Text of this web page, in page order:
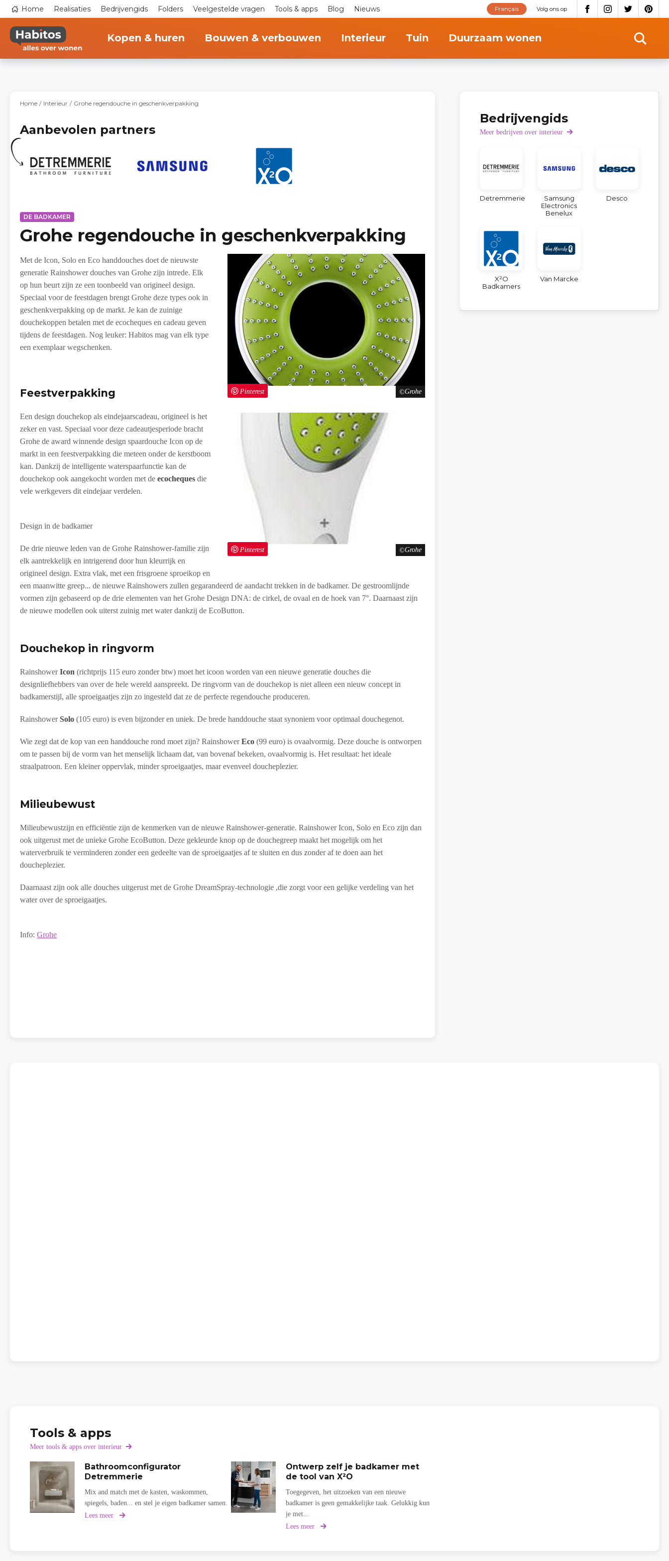
naar
inhoud
gaan
Top
navigation
Home Realisaties Bedrijvengids Folders Veelgestelde vragen Tools & apps Blog Nieuws Volg ons op
Français
Kopen & huren Bouwen & verbouwen Interieur Tuin Duurzaam wonen
Home Interieur Grohe regendouche in geschenkverpakking
Aanbevolen partners
DE BADKAMER
Grohe regendouche in geschenkverpakking
Grohe
Pinterest
Grohe
Pinterest
Met de Icon, Solo en Eco handdouches doet de nieuwste
generatie Rainshower douches van Grohe zijn intrede. Elk
op hun beurt zijn ze een toonbeeld van origineel design.
Speciaal voor de feestdagen brengt Grohe deze types ook in
geschenkverpakking op de markt. Je kan de zuinige
douchekoppen betalen met de ecocheques en cadeau geven
tijdens de feestdagen. Nog leuker: Habitos mag van elk type
een exemplaar wegschenken.
Feestverpakking
Een design douchekop als eindejaarscadeau, origineel is het
zeker en vast. Speciaal voor deze cadeautjesperiode bracht
Grohe de award winnende design spaardouche Icon op de
markt in een feestverpakking die meteen onder de kerstboom
kan. Dankzij de intelligente waterspaarfunctie kan de
douchekop ook aangekocht worden met de ecocheques die
vele werkgevers dit eindejaar verdelen.
Design in de badkamer
De drie nieuwe leden van de Grohe Rainshower-familie zijn
elk aantrekkelijk en intrigerend door hun kleurrijk en
origineel design. Extra vlak, met een frisgroene sproeikop en
een maanwitte greep... de nieuwe Rainshowers zullen gegarandeerd de aandacht trekken in de badkamer. De gestroomlijnde
vormen zijn gebaseerd op de drie elementen van het Grohe Design DNA: de cirkel, de ovaal en de hoek van 7°. Daarnaast zijn
de nieuwe modellen ook uiterst zuinig met water dankzij de EcoButton.
Douchekop in ringvorm
RainshowerIcon (richtprijs 115 euro zonder btw) moet het icoon worden van een nieuwe generatie douches die
designliefhebbers van over de hele wereld aanspreekt. De ringvorm van de douchekop is niet alleen een nieuw concept in
badkamerstijl, alle sproeigaatjes zijn zo ingesteld dat ze de perfecte regendouche produceren.
RainshowerSolo (105 euro) is even bijzonder en uniek. De brede handdouche staat synoniem voor optimaal douchegenot.
Wie zegt dat de kop van een handdouche rond moet zijn? RainshowerEco (99 euro) is ovaalvormig. Deze douche is ontworpen
om te passen bij de vorm van het menselijk lichaam dat, van bovenaf bekeken, ovaalvormig is. Het resultaat: het ideale
straalpatroon. Een kleiner oppervlak, minder sproeigaatjes, maar evenveel doucheplezier.
Milieubewust
Milieubewustzijn en efficiëntie zijn de kenmerken van de nieuwe Rainshower-generatie. Rainshower Icon, Solo en Eco zijn dan
ook uitgerust met de unieke Grohe EcoButton. Deze gekleurde knop op de douchegreep maakt het mogelijk om het
waterverbruik te verminderen zonder een gedeelte van de sproeigaatjes af te sluiten en dus zonder af te doen aan het
doucheplezier.
Daarnaast zijn ook alle douches uitgerust met de Grohe DreamSpray-technologie ,die zorgt voor een gelijke verdeling van het
water over de sproeigaatjes.
Info: Grohe
Bedrijvengids
Meer bedrijven over interieur
Detremmerie
Samsung
Electronics
Benelux
Desco
X²O
Badkamers
Van Marcke
Tools & apps
Meer tools & apps over interieur
Bathroomconfigurator
Detremmerie
Mix and match met de kasten, waskommen,
spiegels, baden... en stel je eigen badkamer samen.
Lees meer
over
Ontwerp zelf je badkamer met
de tool van X²O
Toegegeven, het uitzoeken van een nieuwe
badkamer is geen gemakkelijke taak. Gelukkig kun
je met...
Lees meer
over